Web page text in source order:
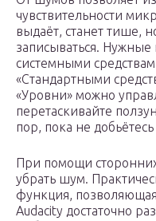
чувствительности
выдаёт, станет тише,
записываться.
системными
«Стандартными
«Уровни» можно
перетаскивайте
пор, пока не
При помощи
убрать шум.
функция,
Audacity достаточно